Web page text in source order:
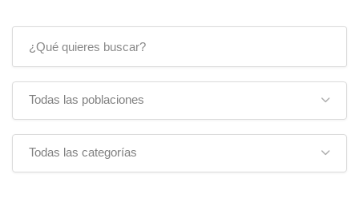
Todas las poblaciones
Todas las categorías